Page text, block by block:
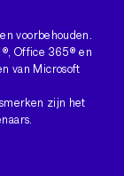
voorbehouden.
Office 365® en
van Microsoft
zijn het